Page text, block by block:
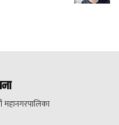
महानगरपालिका